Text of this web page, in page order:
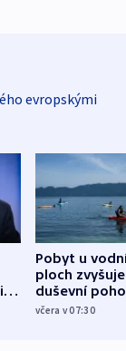
evropskými
Pobyt u
ploch zvyšuje
duševní
ukázala
včera v 07:30